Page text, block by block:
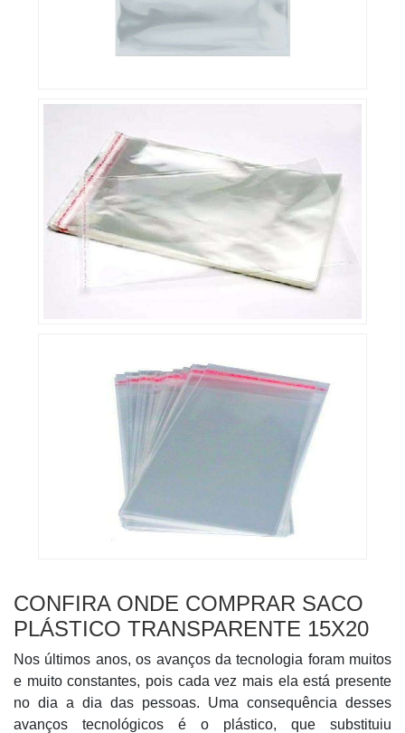
CONFIRA ONDE COMPRAR SACO
PLÁSTICO TRANSPARENTE 15X20
Nos últimos anos, os avanços da tecnologia foram muitos
e muito constantes, pois cada vez mais ela está presente
no dia a dia das pessoas. Uma consequência desses
avanços tecnológicos é o plástico, que substituiu